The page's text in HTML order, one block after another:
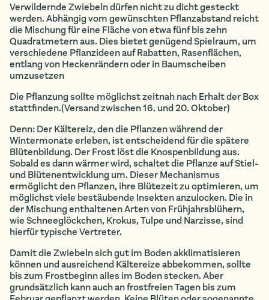
Verwildernde Zwiebeln dürfen nicht zu dicht gesteckt
werden. Abhängig vom gewünschten Pflanzabstand reicht
die Mischung für eine Fläche von etwa fünf bis zehn
Quadratmetern aus. Dies bietet genügend Spielraum, um
verschiedene Pflanzideen auf Rabatten, Rasenflächen,
entlang von Heckenrändern oder in Baumscheiben
umzusetzen
Die Pflanzung sollte möglichst zeitnah nach Erhalt der Box
stattfinden.(Versand zwischen 16. und 20. Oktober)
Denn: Der Kältereiz, den die Pflanzen während der
Wintermonate erleben, ist entscheidend für die spätere
Blütenbildung. Der Frost löst die Knospenbildung aus.
Sobald es dann wärmer wird, schaltet die Pflanze auf Stiel-
und Blütenentwicklung um. Dieser Mechanismus
ermöglicht den Pflanzen, ihre Blütezeit zu optimieren, um
möglichst viele bestäubende Insekten anzulocken. Die in
der Mischung enthaltenen Arten von Frühjahrsblühern,
wie Schneeglöckchen, Krokus, Tulpe und Narzisse, sind
hierfür typische Vertreter.
Damit die Zwiebeln sich gut im Boden akklimatisieren
können und ausreichend Kältereize abbekommen, sollte
bis zum Frostbeginn alles im Boden stecken. Aber
grundsätzlich kann auch an frostfreien Tagen bis zum